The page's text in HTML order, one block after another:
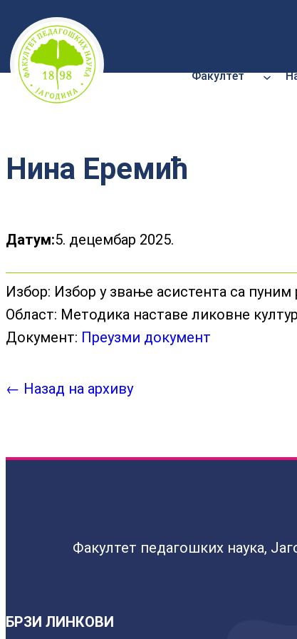
Скочи
на
садржај
Факултет
Нина Еремић
Датум:5. децембар 2025.
Избор: Избор у звање асистента са
Област: Методика наставе ликовне
Документ: Преузми документ
← Назад на архиву
Факултет педагошких наука,
БРЗИ ЛИНКОВИ